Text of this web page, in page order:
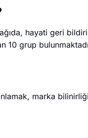
hayati geri
10 grup
marka